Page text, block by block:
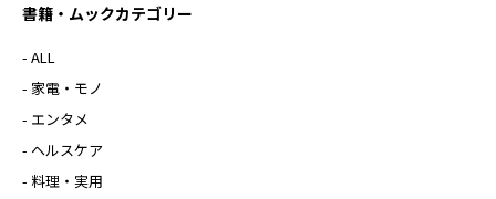
書籍・ムックカテゴリー
- ALL
- 家電・モノ
- エンタメ
- ヘルスケア
- 料理・実用